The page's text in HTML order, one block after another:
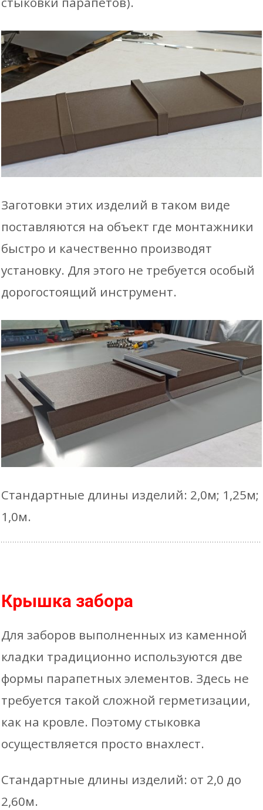
Заготовки этих изделий в таком виде
поставляются на объект где монтажники
быстро и качественно производят
установку. Для этого не требуется особый
дорогостоящий инструмент.
Стандартные длины изделий: 2,0м; 1,25м;
1,0м.
Крышка забора
Для заборов выполненных из каменной
кладки традиционно используются две
формы парапетных элементов. Здесь не
требуется такой сложной герметизации,
как на кровле. Поэтому стыковка
осуществляется просто внахлест.
Стандартные длины изделий: от 2,0 до
2,60м.